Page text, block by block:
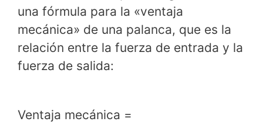
una fórmula para la «ventaja
mecánica» de una palanca, que es la
relación entre la fuerza de entrada y la
fuerza de salida:
Ventaja mecánica =